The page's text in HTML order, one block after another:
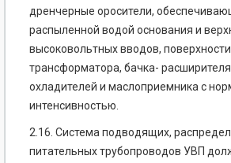
дренчерные оросители,
распыленной водой основания и
высоковольтных вводов,
трансформатора, бачка-
охладителей и маслоприемника с
интенсивностью.
2.16. Система подводящих,
питательных трубопроводов УВП